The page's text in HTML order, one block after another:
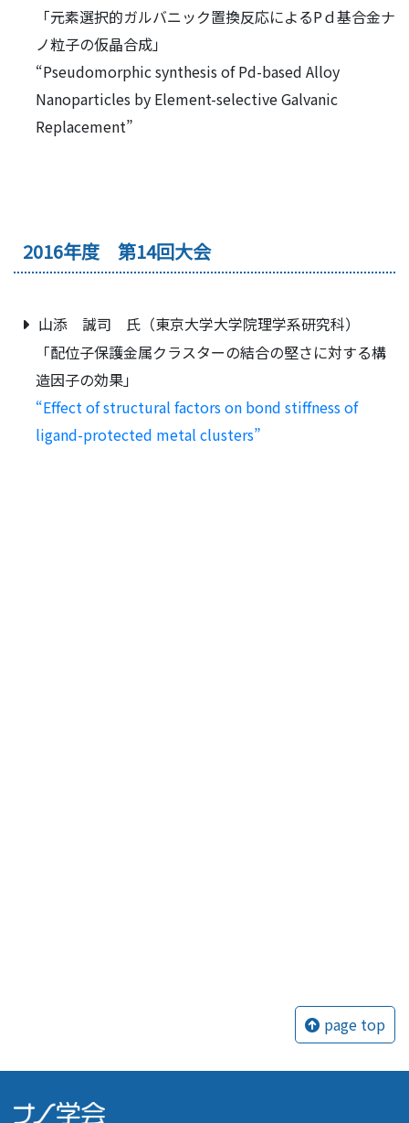
「元素選択的ガルバニック置換反応によるPｄ基合金ナ
ノ粒子の仮晶合成」
“Pseudomorphic synthesis of Pd-based Alloy
Nanoparticles by Element-selective Galvanic
Replacement”
2016年度 第14回大会
山添 誠司 氏（東京大学大学院理学系研究科）
「配位子保護金属クラスターの結合の堅さに対する構
造因子の効果」
“Effect of structural factors on bond stiffness of
ligand-protected metal clusters”
page top